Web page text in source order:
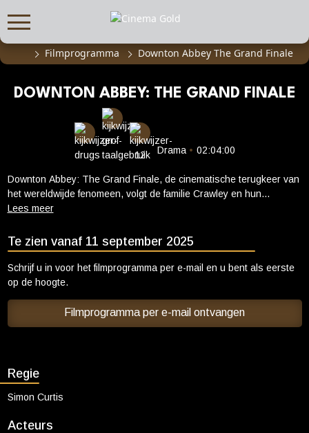
FILMPROGRAMMA
Kinderfeestjes
Privébioscoop of zaalhuur
ABONNEMENT
Alle informatie
Inlog voor abonnees
CADEAUTIPS
Cadeaukaart kopen
ONZE BIOSCOOP
Ons serviceconcept
Club Lounge en balkon
Filmprogramma Downton Abbey The Grand Finale
DOWNTON ABBEY: THE GRAND FINALE
Drama • 02:04:00
Downton Abbey: The Grand Finale, de cinematische terugkeer van
het wereldwijde fenomeen, volgt de familie Crawley en hun
personeel terwijl ze de jaren 30 ingaan. Terwijl de geliefde
moeten loodsen, moeten ze verandering omarmen en een nieuw
hoofdstuk verwelkomen.
Te zien vanaf 11 september 2025
Schrijf u in voor het filmprogramma per e-mail en u bent als eerste
op de hoogte.
Filmprogramma per e-mail ontvangen
Regie
Simon Curtis
Acteurs